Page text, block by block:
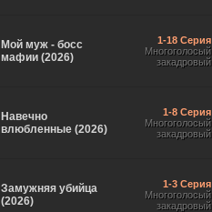
Мой муж - босс
мафии (2026)
1-18 Серия
Многоголосый
закадровый
Навечно
влюбленные (2026)
1-8 Серия
Многоголосый
закадровый
Замужняя убийца
(2026)
1-3 Серия
Многоголосый
закадровый